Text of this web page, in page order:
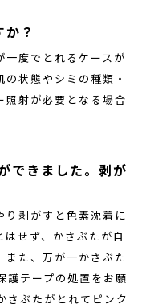
？
度でとれるケースが
状態やシミの種類・
照射が必要となる場合
できました。剥が
り剥がすと色素沈着に
せず、かさぶたが自
た、万が一かさぶた
護テープの処置をお願
さぶたがとれてピンク